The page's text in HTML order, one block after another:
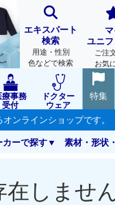
エキスパート
検索
用途・性別
色などで検索
ユニ
ご注
お気
療事務
受付
ドクター
ウェア
特集
ンラインショップです。
カーで探す 素材・形状
しませ